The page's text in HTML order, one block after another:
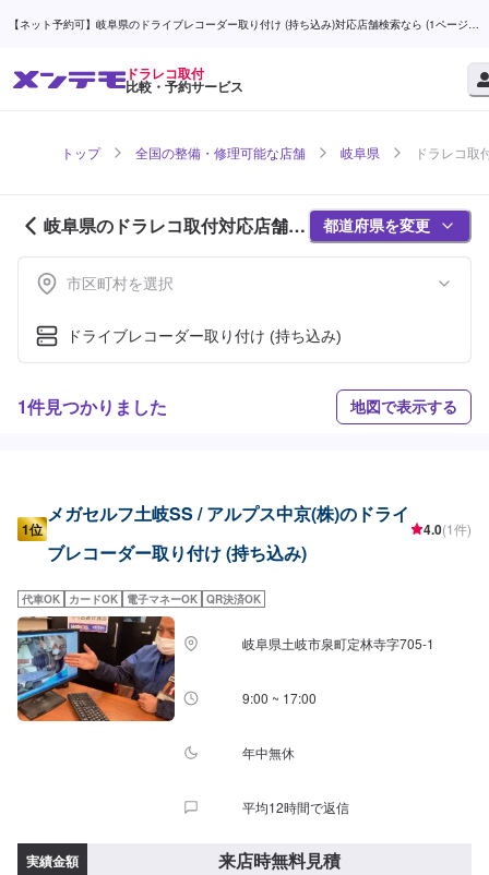
【ネット予約可】岐阜県のドライブレコーダー取り付け (持ち込み)対応店舗検索なら (1ページ
ドラレコ取付
比較・予約サービス
トップ 全国の整備・修理可能な店舗 岐阜県 ドラレコ取
岐阜県のドラレコ取付対応店舗紹
介 (1ページ目)
都道府県を変更
市区町村を選択
ドライブレコーダー取り付け (持ち込み)
1件見つかりました 地図で表示する
1位
メガセルフ土岐SS / アルプス中京(株)のドライ
ブレコーダー取り付け (持ち込み)
4.0(1件)
代車OK カードOK 電子マネーOK QR決済OK
岐阜県土岐市泉町定林寺字705-1
9:00 ~ 17:00
年中無休
平均12時間で返信
実績金額 来店時無料見積